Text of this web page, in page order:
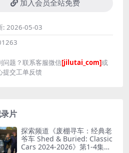
加入会员全站免费
: 2026-05-03
问题？联系客服微信[jilutai_com]或
提交工单反馈
片
探索频道《废棚寻车：经典老
爷车 Shed & Buried: Classic
Cars 2024-2026》第1-4集全